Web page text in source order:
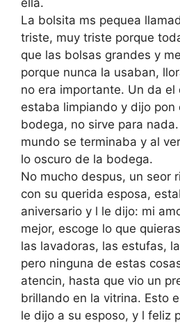
La bolsita ms pequea
triste, muy triste porque
que las bolsas grandes y
porque nunca la usaban,
no era importante. Un da
estaba limpiando y dijo pon
bodega, no sirve para
mundo se terminaba y al
lo oscuro de la bodega.
No mucho despus, un seor
con su querida esposa,
aniversario y l le dijo: mi
mejor, escoge lo que
las lavadoras, las estufas,
pero ninguna de estas
atencin, hasta que vio un
brillando en la vitrina. Esto
le dijo a su esposo, y l feliz